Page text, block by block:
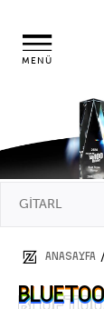
MENÜ
ANASAYFA